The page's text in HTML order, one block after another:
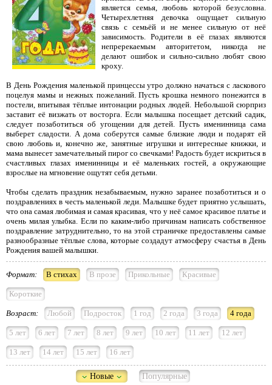
является семья, любовь которой безусловна.
Четырехлетняя девочка ощущает сильную
связь с семьёй и не менее сильную от неё
зависимость. Родители в её глазах являются
непререкаемым авторитетом, никогда не
делают ошибок и сильно-сильно любят свою
кроху.
В День Рождения маленькой принцессы утро должно начаться с ласкового
поцелуя мамы и нежных пожеланий. Пусть крошка немного понежится в
постели, впитывая тёплые интонации родных людей. Небольшой сюрприз
заставит её визжать от восторга. Если малышка посещает детский садик,
следует позаботиться об угощении для детей. Пусть именинница сама
выберет сладости. А дома соберутся самые близкие люди и подарят ей
свою любовь и, конечно же, занятные игрушки и интересные книжки, и
мама вынесет замечательный пирог со свечками! Радость будет искриться в
счастливых глазах именинницы и её маленьких гостей, а окружающие
взрослые на мгновение ощутят себя детьми.
Чтобы сделать праздник незабываемым, нужно заранее позаботиться и о
поздравлениях в честь маленькой леди. Малышке будет приятно услышать,
что она самая любимая и самая красивая, что у неё самое красивое платье и
очень милая улыбка. Если по каким-либо причинам написать собственное
поздравление затруднительно, то на этой страничке предоставлены самые
разнообразные тёплые слова, которые создадут атмосферу счастья в День
Рождения вашей малышки.
Формат: В стихах В прозе Прикольные Красивые
Короткие
Возраст: Любой Подросток 1 год 2 года 3 года 4 года
5 лет 6 лет 7 лет 8 лет 9 лет 10 лет 11 лет 12 лет
13 лет 14 лет 15 лет 16 лет
Новые Популярные